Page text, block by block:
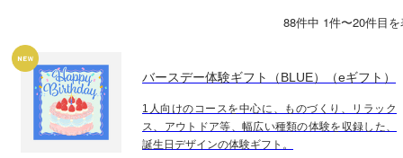
88件中 1件〜20件目
バースデー体験ギフト（BLUE）（eギフト）
1人向けのコースを中心に、ものづくり、リラック
ス、アウトドア等、幅広い種類の体験を収録した、
誕生日デザインの体験ギフト。